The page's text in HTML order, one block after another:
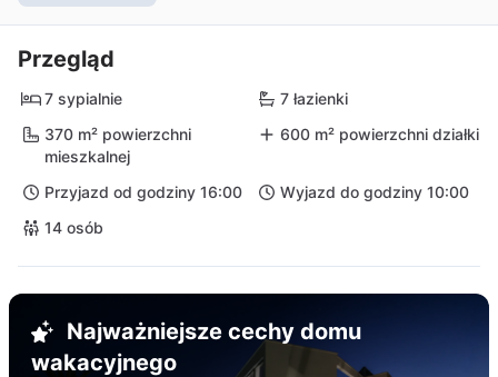
Przegląd
7 sypialnie
7 łazienki
370 m² powierzchni
mieszkalnej
600 m² powierzchni działki
Przyjazd od godziny 16:00
Wyjazd do godziny 10:00
14 osób
Najważniejsze cechy domu
wakacyjnego